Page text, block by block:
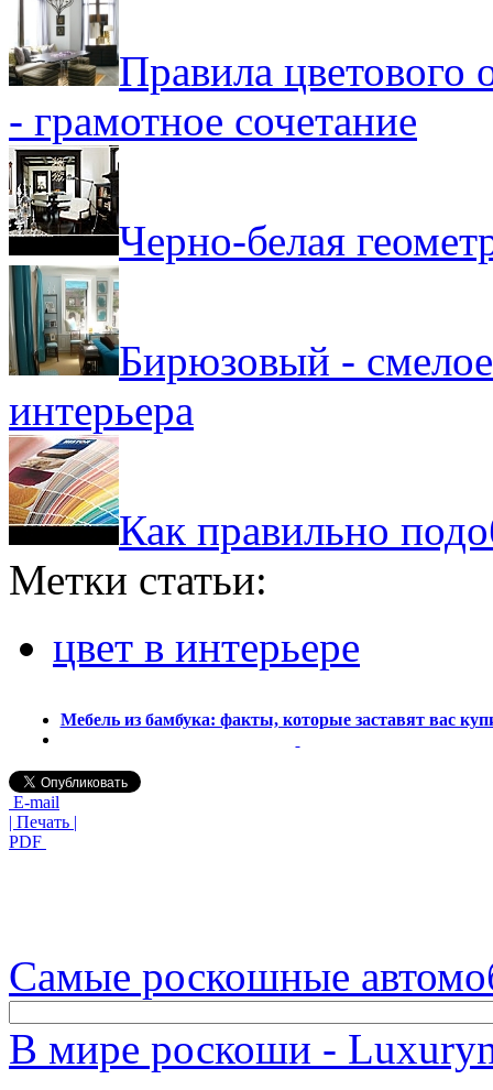
Правила цветового
- грамотное сочетание
Черно-белая
Бирюзовый -
интерьера
Как правильно
Метки статьи:
цвет в интерьере
Мебель из бамбука: факты, которые заставят вас
E-mail
| Печать |
PDF
Самые роскошные
В мире роскоши -